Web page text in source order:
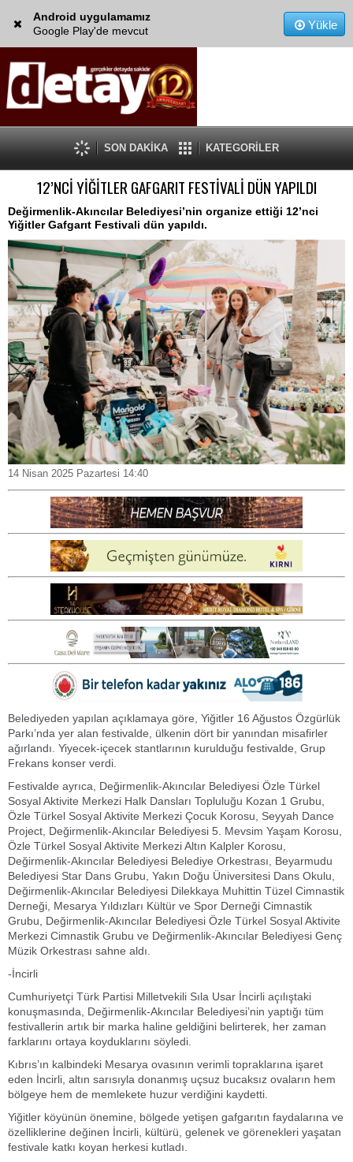
Android uygulamamız
Google Play'de mevcut
Yükle
SON DAKİKA KATEGORİLER
12’NCİ YİĞİTLER GAFGARIT FESTİVALİ DÜN YAPILDI
Değirmenlik-Akıncılar Belediyesi’nin organize ettiği 12’nci
Yiğitler Gafgarıt Festivali dün yapıldı.
14 Nisan 2025 Pazartesi 14:40
Belediyeden yapılan açıklamaya göre, Yiğitler 16 Ağustos Özgürlük
Parkı’nda yer alan festivalde, ülkenin dört bir yanından misafirler
ağırlandı. Yiyecek-içecek stantlarının kurulduğu festivalde, Grup
Frekans konser verdi.
Festivalde ayrıca, Değirmenlik-Akıncılar Belediyesi Özle Türkel
Sosyal Aktivite Merkezi Halk Dansları Topluluğu Kozan 1 Grubu,
Özle Türkel Sosyal Aktivite Merkezi Çocuk Korosu, Seyyah Dance
Project, Değirmenlik-Akıncılar Belediyesi 5. Mevsim Yaşam Korosu,
Özle Türkel Sosyal Aktivite Merkezi Altın Kalpler Korosu,
Değirmenlik-Akıncılar Belediyesi Belediye Orkestrası, Beyarmudu
Belediyesi Star Dans Grubu, Yakın Doğu Üniversitesi Dans Okulu,
Değirmenlik-Akıncılar Belediyesi Dilekkaya Muhittin Tüzel Cimnastik
Derneği, Mesarya Yıldızları Kültür ve Spor Derneği Cimnastik
Grubu, Değirmenlik-Akıncılar Belediyesi Özle Türkel Sosyal Aktivite
Merkezi Cimnastik Grubu ve Değirmenlik-Akıncılar Belediyesi Genç
Müzik Orkestrası sahne aldı.
-İncirli
Cumhuriyetçi Türk Partisi Milletvekili Sıla Usar İncirli açılıştaki
konuşmasında, Değirmenlik-Akıncılar Belediyesi’nin yaptığı tüm
festivallerin artık bir marka haline geldiğini belirterek, her zaman
farklarını ortaya koyduklarını söyledi.
Kıbrıs’ın kalbindeki Mesarya ovasının verimli topraklarına işaret
eden İncirli, altın sarısıyla donanmış uçsuz bucaksız ovaların hem
bölgeye hem de memlekete huzur verdiğini kaydetti.
Yiğitler köyünün önemine, bölgede yetişen gafgarıtın faydalarına ve
özelliklerine değinen İncirli, kültürü, gelenek ve görenekleri yaşatan
festivale katkı koyan herkesi kutladı.